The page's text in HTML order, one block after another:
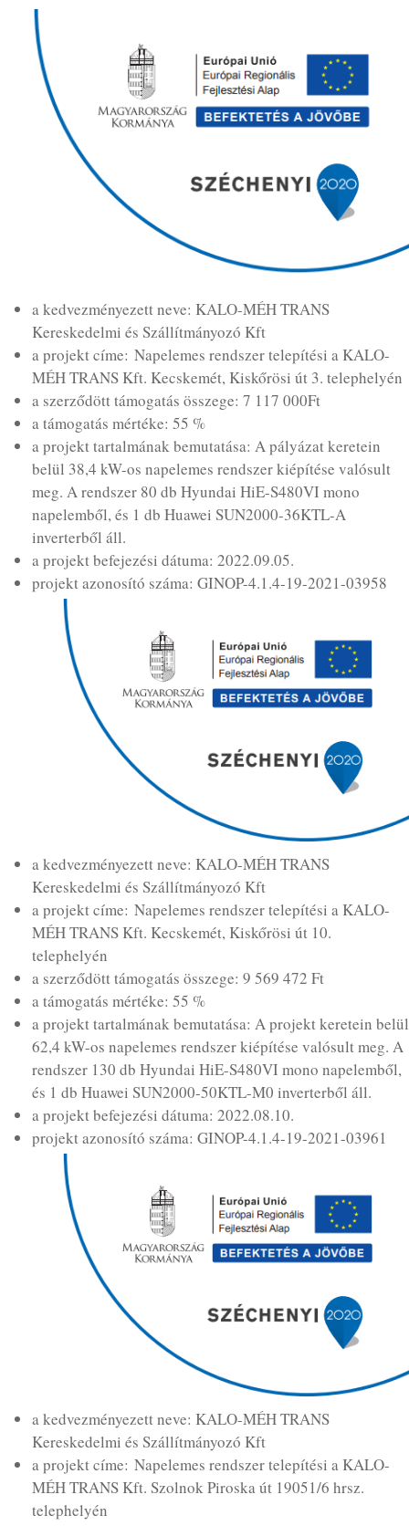
a kedvezményezett neve: KALO-MÉH TRANS
Kereskedelmi és Szállítmányozó Kft
a projekt címe: Napelemes rendszer telepítési a KALO-
MÉH TRANS Kft. Kecskemét, Kiskőrösi út 3. telephelyén
a szerződött támogatás összege: 7 117 000Ft
a támogatás mértéke: 55 %
a projekt tartalmának bemutatása: A pályázat keretein
belül 38,4 kW-os napelemes rendszer kiépítése valósult
meg. A rendszer 80 db Hyundai HiE-S480VI mono
napelemből, és 1 db Huawei SUN2000-36KTL-A
inverterből áll.
a projekt befejezési dátuma: 2022.09.05.
projekt azonosító száma: GINOP-4.1.4-19-2021-03958
a kedvezményezett neve: KALO-MÉH TRANS
Kereskedelmi és Szállítmányozó Kft
a projekt címe: Napelemes rendszer telepítési a KALO-
MÉH TRANS Kft. Kecskemét, Kiskőrösi út 10.
telephelyén
a szerződött támogatás összege: 9 569 472 Ft
a támogatás mértéke: 55 %
a projekt tartalmának bemutatása: A projekt keretein belül
62,4 kW-os napelemes rendszer kiépítése valósult meg. A
rendszer 130 db Hyundai HiE-S480VI mono napelemből,
és 1 db Huawei SUN2000-50KTL-M0 inverterből áll.
a projekt befejezési dátuma: 2022.08.10.
projekt azonosító száma: GINOP-4.1.4-19-2021-03961
a kedvezményezett neve: KALO-MÉH TRANS
Kereskedelmi és Szállítmányozó Kft
a projekt címe: Napelemes rendszer telepítési a KALO-
MÉH TRANS Kft. Szolnok Piroska út 19051/6 hrsz.
telephelyén